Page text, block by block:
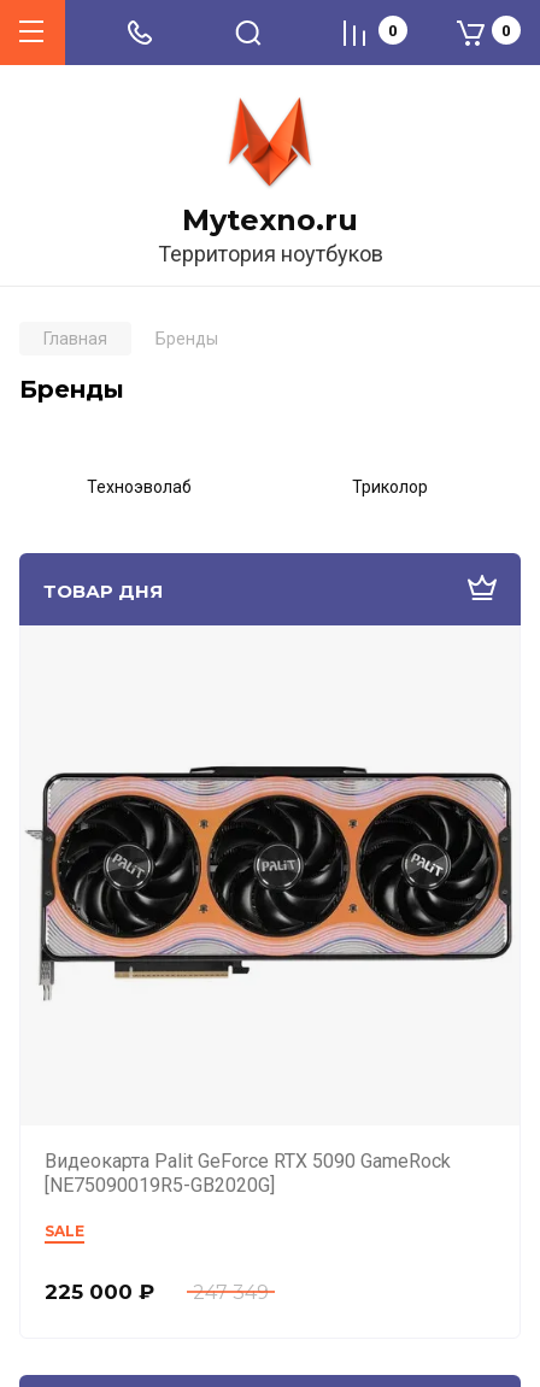
Mytexno.ru
Территория ноутбуков
0 0
ТОВАР ДНЯ
Видеокарта Palit GeForce RTX 5090 GameRock
[NE75090019R5-GB2020G]
SALE
247 349
225 000 ₽
Главная Бренды
Бренды
Техноэволаб Триколор